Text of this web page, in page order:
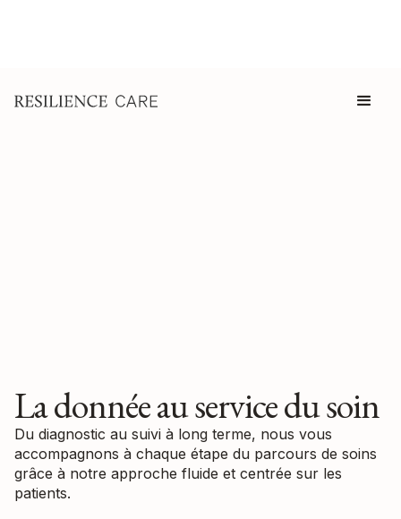
La donnée au service du soin
Du diagnostic au suivi à long terme, nous vous
accompagnons à chaque étape du parcours de soins
grâce à notre approche fluide et centrée sur les
patients.